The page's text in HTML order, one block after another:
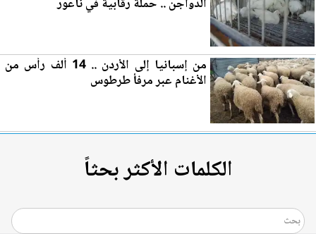
من إسبانيا إلى الأردن .. 14 ألف رأس من
الأغنام عبر مرفأ طرطوس
الكلمات الأكثر بحثاً